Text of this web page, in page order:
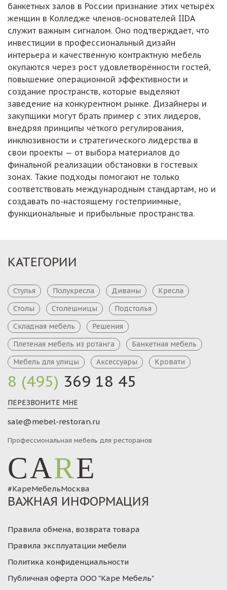
банкетных залов в России признание этих четырёх
женщин в Колледже членов-основателей IIDA
служит важным сигналом. Оно подтверждает, что
инвестиции в профессиональный дизайн
интерьера и качественную контрактную мебель
окупаются через рост удовлетворённости гостей,
повышение операционной эффективности и
создание пространств, которые выделяют
заведение на конкурентном рынке. Дизайнеры и
закупщики могут брать пример с этих лидеров,
внедряя принципы чёткого регулирования,
инклюзивности и стратегического лидерства в
свои проекты — от выбора материалов до
финальной реализации обстановки в гостевых
зонах. Такие подходы помогают не только
соответствовать международным стандартам, но и
создавать по-настоящему гостеприимные,
функциональные и прибыльные пространства.
8 (495) 369 18 45
ПЕРЕЗВОНИТЕ МНЕ
sale@mebel-restoran.ru
Профессиональная мебель для ресторанов
CARE
#КареМебельМосква
КАТЕГОРИИ
Стулья Полукресла Диваны
Кресла
Столы
Столешницы
Подстолья
Складная мебель
Решения
Плетеная мебель из ротанга
Банкетная мебель
Мебель для улицы
Аксессуары Кровати
ВАЖНАЯ ИНФОРМАЦИЯ
Правила обмена, возврата товара
Правила эксплуатации мебели
Политика конфиденциальности
Публичная оферта ООО "Каре Мебель"